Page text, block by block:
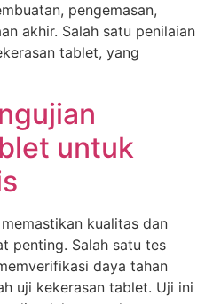
pengemasan,
akhir. Salah satu penilaian
tablet, yang
untuk
kualitas dan
penting. Salah satu tes
daya tahan
uji kekerasan tablet. Uji ini